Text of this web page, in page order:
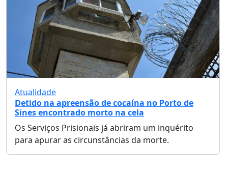
Atualidade
Detido na apreensão de cocaína no Porto de
Sines encontrado morto na cela
Os Serviços Prisionais já abriram um inquérito
para apurar as circunstâncias da morte.